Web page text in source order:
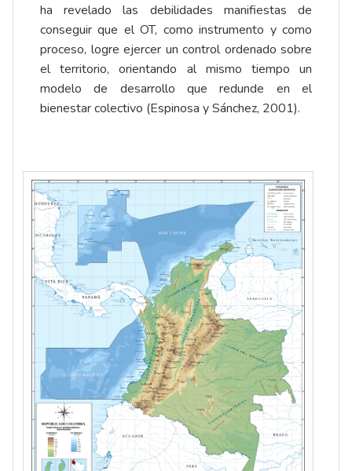
ha revelado las debilidades manifiestas de
conseguir que el OT, como instrumento y como
proceso, logre ejercer un control ordenado sobre
el territorio, orientando al mismo tiempo un
modelo de desarrollo que redunde en el
bienestar colectivo (Espinosa y Sánchez, 2001).